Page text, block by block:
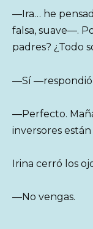
—Ira… he
falsa, suave—.
padres? ¿Todo
—Sí —respondió
—Perfecto.
inversores
Irina cerró los
—No vengas.